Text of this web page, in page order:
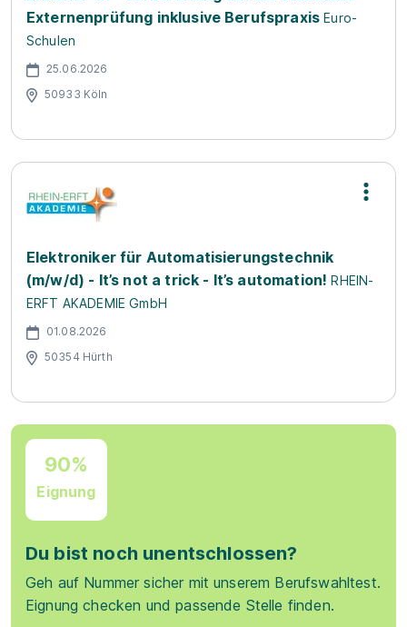
Externenprüfung inklusive Berufspraxis Euro-
Schulen
25.06.2026
50933 Köln
Elektroniker für Automatisierungstechnik
(m/w/d) - It’s not a trick - It’s automation! RHEIN-
ERFT AKADEMIE GmbH
01.08.2026
50354 Hürth
90%
Eignung
Du bist noch unentschlossen?
Geh auf Nummer sicher mit unserem Berufswahltest.
Eignung checken und passende Stelle finden.